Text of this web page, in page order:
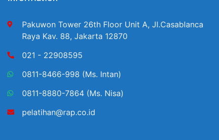
Pakuwon Tower 26th Floor Unit A, Jl.Casablanca
Raya Kav. 88, Jakarta 12870
021 - 22908595
0811-8466-998 (Ms. Intan)
0811-8880-7864 (Ms. Nisa)
pelatihan@rap.co.id